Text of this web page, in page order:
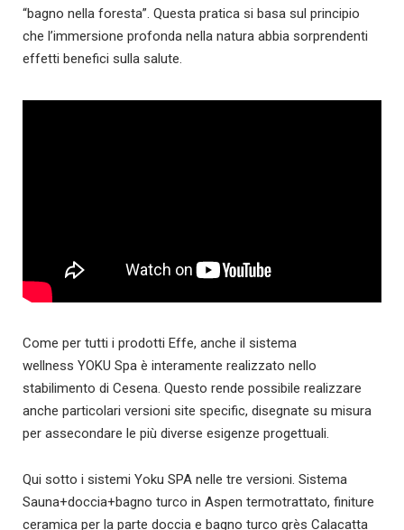
“bagno nella foresta”. Questa pratica si basa sul principio
che l’immersione profonda nella natura abbia sorprendenti
effetti benefici sulla salute.
Come per tutti i prodotti Effe, anche il sistema
wellness YOKU Spa è interamente realizzato nello
stabilimento di Cesena. Questo rende possibile realizzare
anche particolari versioni site specific, disegnate su misura
per assecondare le più diverse esigenze progettuali.
Qui sotto i sistemi Yoku SPA nelle tre versioni. Sistema
Sauna+doccia+bagno turco in Aspen termotrattato, finiture
ceramica per la parte doccia e bagno turco grès Calacatta